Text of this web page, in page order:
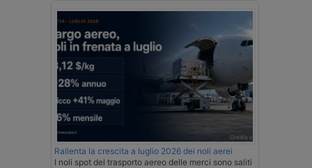
Rallenta la crescita a luglio 2026 dei noli aerei
I noli spot del trasporto aereo delle merci sono saliti